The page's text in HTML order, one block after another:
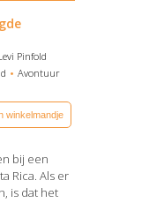
Pinfold
Avontuur
winkelmandje
bij een
Rica. Als er
is dat het